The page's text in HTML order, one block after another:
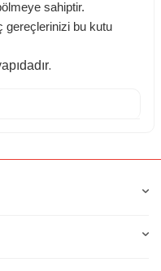
sahiptir.
gereçlerinizi bu kutu
.